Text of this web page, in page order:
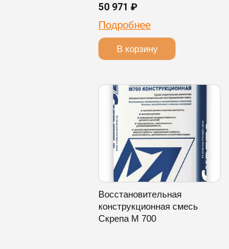
50 971 ₽
Подробнее
В корзину
Восстановительная
конструкционная смесь
Скрепа М 700